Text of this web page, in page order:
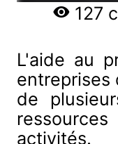
127
L'aide au
entreprises
de
activités.